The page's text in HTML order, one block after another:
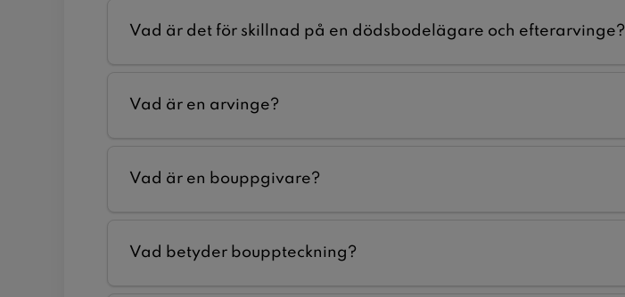
Vad är det för skillnad på en dödsbodelägare och efterarvinge?
Vad är en arvinge?
Vad är en bouppgivare?
Vad betyder bouppteckning?